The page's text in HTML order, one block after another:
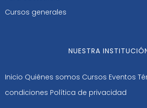
Cursos generales
NUESTRA
Inicio Quiénes somos Cursos Eventos
condiciones Política de privacidad